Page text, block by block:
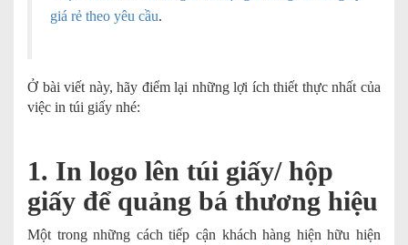
giá rẻ theo yêu cầu.
Ở bài viết này, hãy điểm lại những lợi ích thiết thực nhất của
việc in túi giấy nhé:
1. In logo lên túi giấy/ hộp
giấy để quảng bá thương hiệu
Một trong những cách tiếp cận khách hàng hiện hữu hiện